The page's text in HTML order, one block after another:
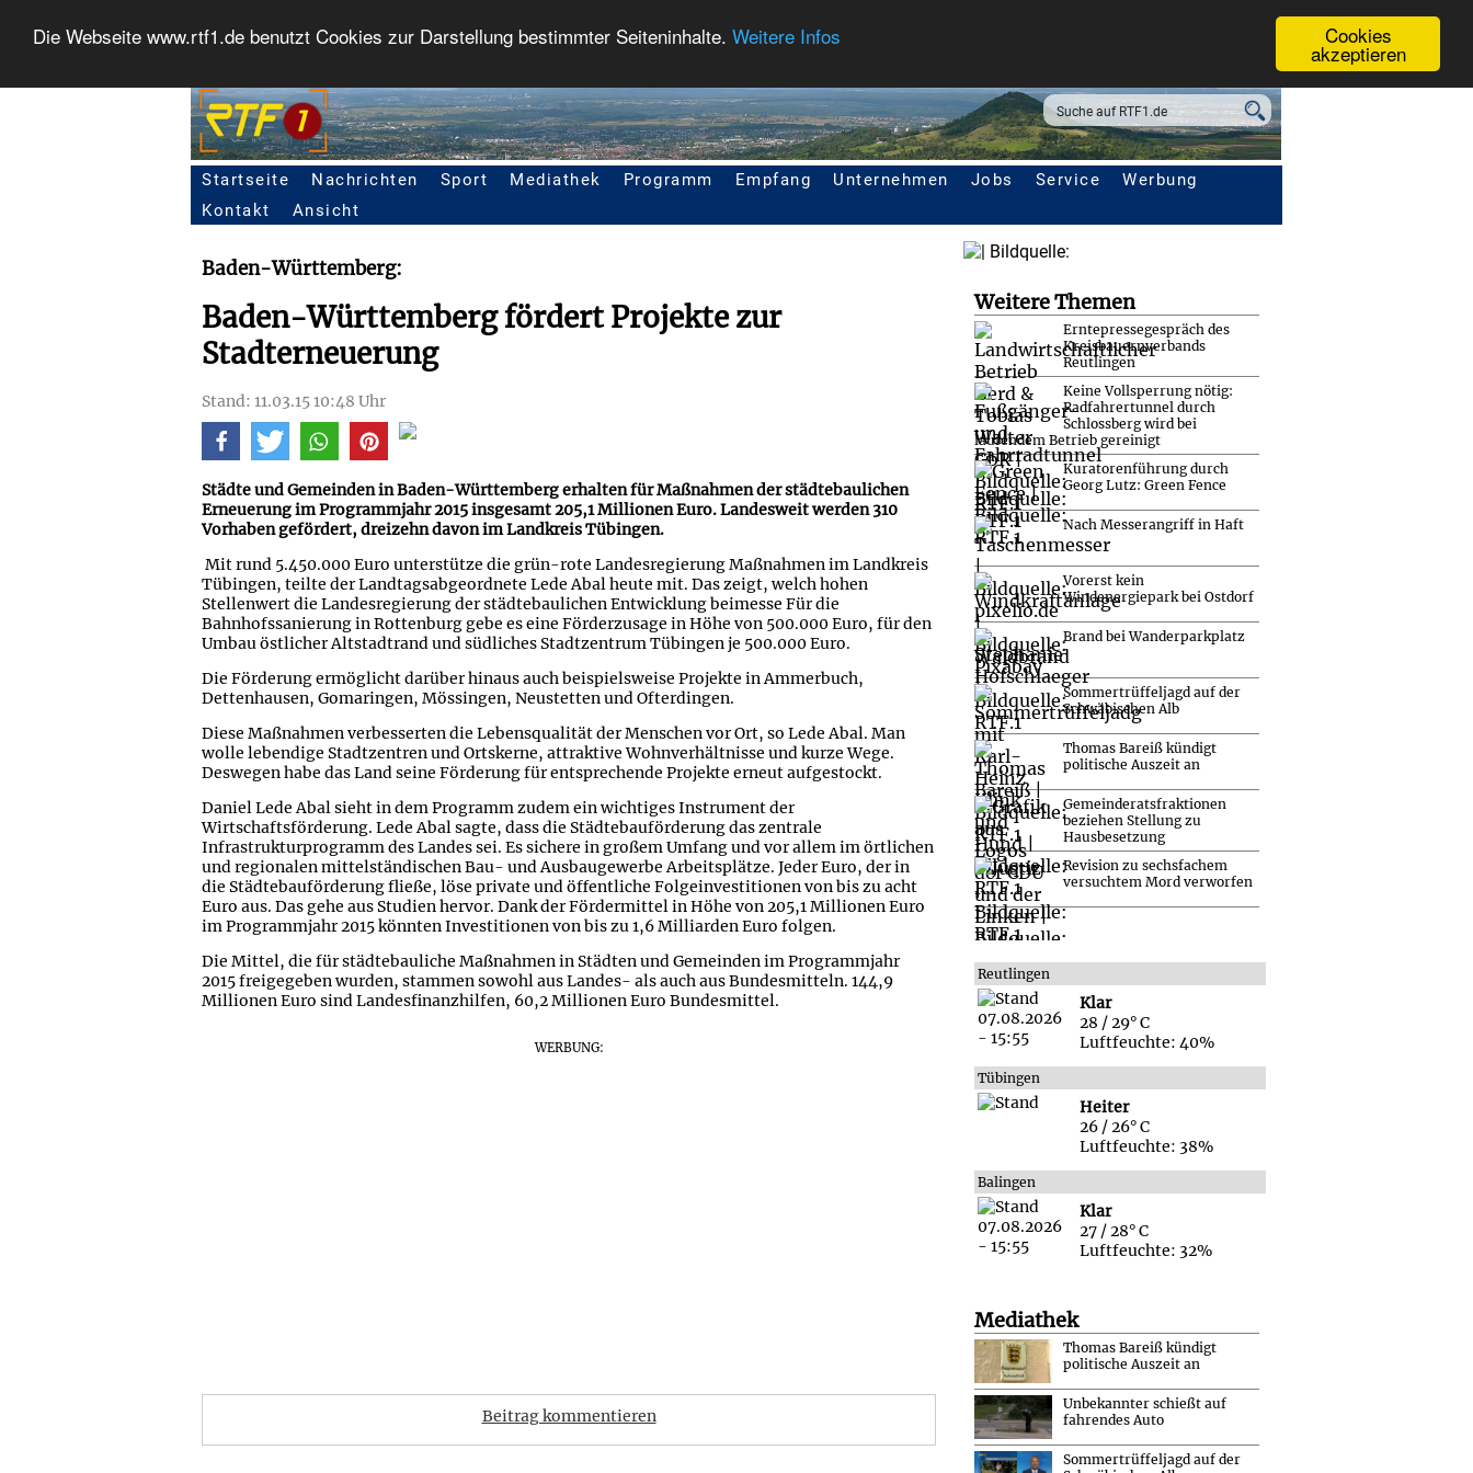
Cookies
akzeptieren
Die Webseite www.rtf1.de benutzt Cookies zur Darstellung bestimmter Seiteninhalte. Weitere Infos
Seitennavigation
Startseite Nachrichten Sport Mediathek Programm Empfang Unternehmen Jobs Service
Werbung
Kontakt
Ansicht
Baden-Württemberg:
Baden-Württemberg fördert Projekte zur
Stadterneuerung
Stand: 11.03.15 10:48 Uhr
Städte und Gemeinden in Baden-Württemberg erhalten für Maßnahmen der städtebaulichen
Erneuerung im Programmjahr 2015 insgesamt 205,1 Millionen Euro. Landesweit werden 310
Vorhaben gefördert, dreizehn davon im Landkreis Tübingen.
Mit rund 5.450.000 Euro unterstütze die grün-rote Landesregierung Maßnahmen im Landkreis
Tübingen, teilte der Landtagsabgeordnete Lede Abal heute mit. Das zeigt, welch hohen
Stellenwert die Landesregierung der städtebaulichen Entwicklung beimesse Für die
Bahnhofssanierung in Rottenburg gebe es eine Förderzusage in Höhe von 500.000 Euro, für den
Umbau östlicher Altstadtrand und südliches Stadtzentrum Tübingen je 500.000 Euro.
Die Förderung ermöglicht darüber hinaus auch beispielsweise Projekte in Ammerbuch,
Dettenhausen, Gomaringen, Mössingen, Neustetten und Ofterdingen.
Diese Maßnahmen verbesserten die Lebensqualität der Menschen vor Ort, so Lede Abal. Man
wolle lebendige Stadtzentren und Ortskerne, attraktive Wohnverhältnisse und kurze Wege.
Deswegen habe das Land seine Förderung für entsprechende Projekte erneut aufgestockt.
Daniel Lede Abal sieht in dem Programm zudem ein wichtiges Instrument der
Wirtschaftsförderung. Lede Abal sagte, dass die Städtebauförderung das zentrale
Infrastrukturprogramm des Landes sei. Es sichere in großem Umfang und vor allem im örtlichen
und regionalen mittelständischen Bau- und Ausbaugewerbe Arbeitsplätze. Jeder Euro, der in
die Städtebauförderung fließe, löse private und öffentliche Folgeinvestitionen von bis zu acht
Euro aus. Das gehe aus Studien hervor. Dank der Fördermittel in Höhe von 205,1 Millionen Euro
im Programmjahr 2015 könnten Investitionen von bis zu 1,6 Milliarden Euro folgen.
Die Mittel, die für städtebauliche Maßnahmen in Städten und Gemeinden im Programmjahr
2015 freigegeben wurden, stammen sowohl aus Landes- als auch aus Bundesmitteln. 144,9
Millionen Euro sind Landesfinanzhilfen, 60,2 Millionen Euro Bundesmittel.
WERBUNG:
Beitrag kommentieren
Weitere Themen
Erntepressegespräch des
Kreisbauernverbands
Reutlingen
Keine Vollsperrung nötig:
Radfahrertunnel durch
Schlossberg wird bei
laufendem Betrieb gereinigt
Kuratorenführung durch
Georg Lutz: Green Fence
Nach Messerangriff in Haft
Vorerst kein
Windenergiepark bei Ostdorf
Brand bei Wanderparkplatz
Sommertrüffeljagd auf der
Schwäbischen Alb
Thomas Bareiß kündigt
politische Auszeit an
Gemeinderatsfraktionen
beziehen Stellung zu
Hausbesetzung
Revision zu sechsfachem
versuchtem Mord verworfen
Reutlingen
Klar
28 / 29° C
Luftfeuchte: 40%
Tübingen
Heiter
26 / 26° C
Luftfeuchte: 38%
Balingen
Klar
27 / 28° C
Luftfeuchte: 32%
Mediathek
Thomas Bareiß kündigt
politische Auszeit an
Unbekannter schießt auf
fahrendes Auto
Sommertrüffeljagd auf der